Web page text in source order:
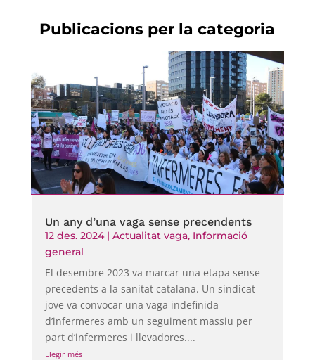
Publicacions per la categoria
Un any d’una vaga sense precendents
12 des. 2024| Actualitat vaga, Informació
general
El desembre 2023 va marcar una etapa sense
precedents a la sanitat catalana. Un sindicat
jove va convocar una vaga indefinida
d’infermeres amb un seguiment massiu per
part d’infermeres i llevadores....
Llegir més